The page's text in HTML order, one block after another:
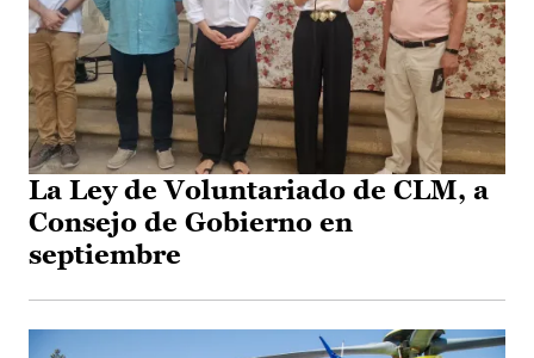
La Ley de Voluntariado de CLM, a
Consejo de Gobierno en
septiembre